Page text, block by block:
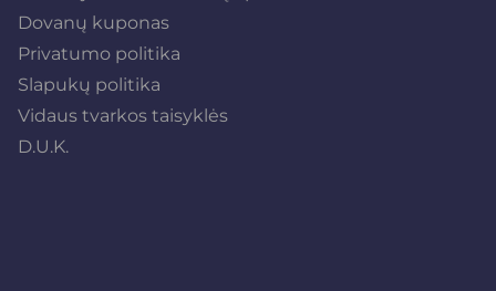
Dovanų kuponas
Privatumo politika
Slapukų politika
Vidaus tvarkos taisyklės
D.U.K.